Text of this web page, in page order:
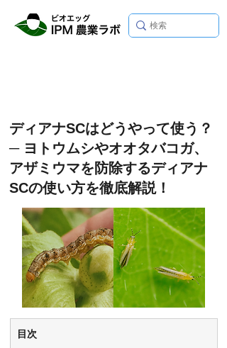
ディアナSCはどうやって使う？
─ ヨトウムシやオオタバコガ、
アザミウマを防除するディアナ
SCの使い方を徹底解説！
目次